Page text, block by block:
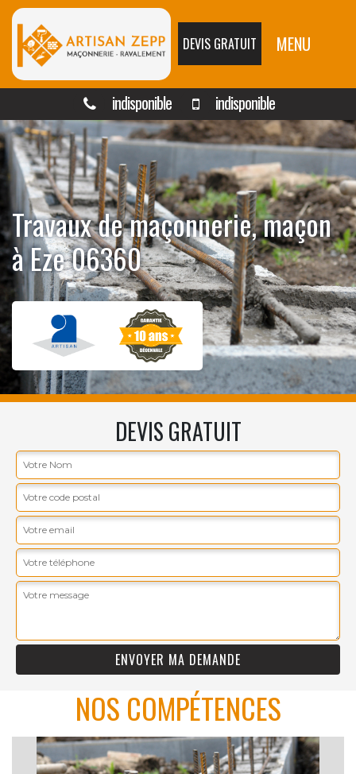
DEVIS GRATUIT MENU
indisponible indisponible
Travaux de maçonnerie, maçon
à Eze 06360
DEVIS GRATUIT
NOS COMPÉTENCES